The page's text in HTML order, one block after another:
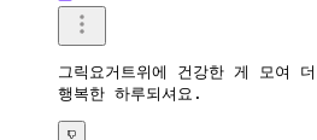
그릭요거트위에 건강한 게 모여
행복한 하루되셔요.